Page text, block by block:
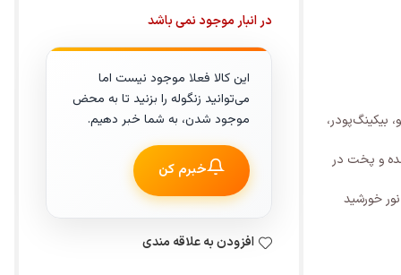
بیکینگ‌پودر،
و پخت در
خورشید
در انبار موجود نمی باشد
این کالا فعلا موجود نیست اما
می‌توانید زنگوله را بزنید تا به محض
موجود شدن، به شما خبر دهیم.
خبرم کن
افزودن به علاقه مندی